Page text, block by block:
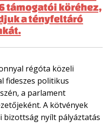
támogatói köréhez,
a tényfeltáró
régóta közeli
fideszes politikus
a parlament
A kötvények
bizottság nyílt pályáztatás